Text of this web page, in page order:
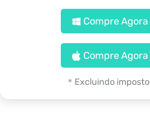
Compre Agora
Compre Agora
＊Excluindo